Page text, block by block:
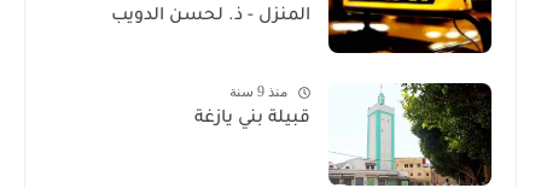
المنزل - ذ. لحسن الدويب
منذ 9 سنة
قبيلة بني يازغة